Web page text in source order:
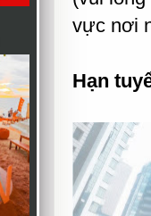
vực nơi
Hạn